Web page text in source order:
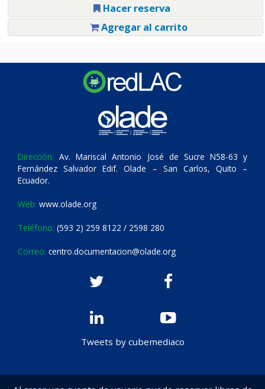
Hacer reserva
Agregar al carrito
Dirección: Av. Mariscal Antonio José de Sucre N58-63 y
Fernández Salvador Edif. Olade – San Carlos, Quito –
Ecuador.
Web: www.olade.org
Teléfono: (593 2) 259 8122 / 2598 280
Correo: centro.documentacion@olade.org
Tweets by cubemediaco